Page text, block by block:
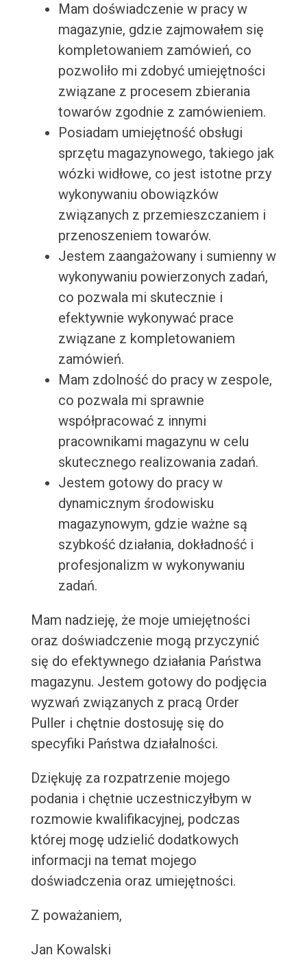
Mam doświadczenie w pracy w
magazynie, gdzie zajmowałem się
kompletowaniem zamówień, co
pozwoliło mi zdobyć umiejętności
związane z procesem zbierania
towarów zgodnie z zamówieniem.
Posiadam umiejętność obsługi
sprzętu magazynowego, takiego jak
wózki widłowe, co jest istotne przy
wykonywaniu obowiązków
związanych z przemieszczaniem i
przenoszeniem towarów.
Jestem zaangażowany i sumienny w
wykonywaniu powierzonych zadań,
co pozwala mi skutecznie i
efektywnie wykonywać prace
związane z kompletowaniem
zamówień.
Mam zdolność do pracy w zespole,
co pozwala mi sprawnie
współpracować z innymi
pracownikami magazynu w celu
skutecznego realizowania zadań.
Jestem gotowy do pracy w
dynamicznym środowisku
magazynowym, gdzie ważne są
szybkość działania, dokładność i
profesjonalizm w wykonywaniu
zadań.
Mam nadzieję, że moje umiejętności
oraz doświadczenie mogą przyczynić
się do efektywnego działania Państwa
magazynu. Jestem gotowy do podjęcia
wyzwań związanych z pracą Order
Puller i chętnie dostosuję się do
specyfiki Państwa działalności.
Dziękuję za rozpatrzenie mojego
podania i chętnie uczestniczyłbym w
rozmowie kwalifikacyjnej, podczas
której mogę udzielić dodatkowych
informacji na temat mojego
doświadczenia oraz umiejętności.
Z poważaniem,
Jan Kowalski